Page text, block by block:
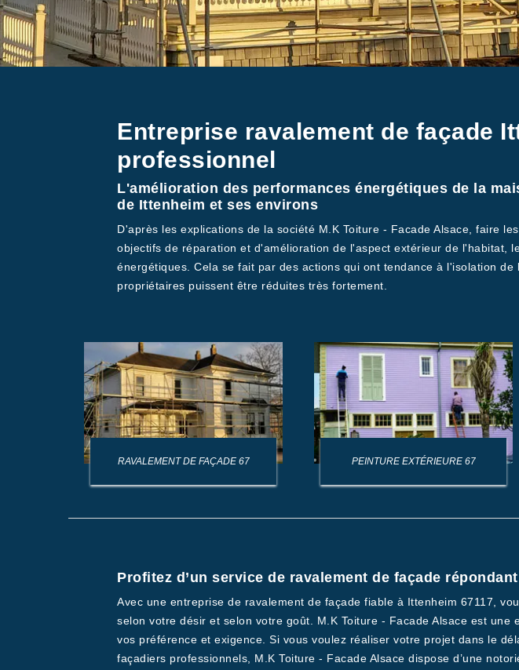
Entreprise ravalement de façade
professionnel
L'amélioration des performances énergétiques de la
de Ittenheim et ses environs
D'après les explications de la société M.K Toiture - Facade Alsace, faire
objectifs de réparation et d'amélioration de l'aspect extérieur de l'habitat,
énergétiques. Cela se fait par des actions qui ont tendance à l'isolation
propriétaires puissent être réduites très fortement.
RAVALEMENT DE FAÇADE 67 PEINTURE EXTÉRIEURE 67
Profitez d’un service de ravalement de façade
Avec une entreprise de ravalement de façade fiable à Ittenheim 67117,
selon votre désir et selon votre goût. M.K Toiture - Facade Alsace est
vos préférence et exigence. Si vous voulez réaliser votre projet dans le
façadiers professionnels, M.K Toiture - Facade Alsace dispose d’une